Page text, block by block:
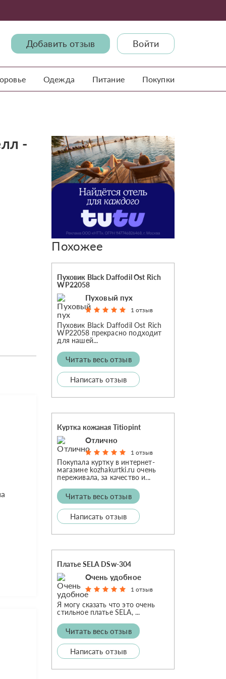
Добавить отзыв Войти
Одежда Питание Покупки
-
Похожее
Пуховик Black Daffodil Ost Rich
WP22058
Пуховый пух
1 отзыв
Пуховик Black Daffodil Ost Rich
WP22058 прекрасно подходит
для нашей...
Читать весь отзыв
Написать отзыв
Куртка кожаная Titiopint
Отлично
1 отзыв
Покупала куртку в интернет-
магазине kozhakurtki.ru очень
переживала, за качество и...
Читать весь отзыв
Написать отзыв
Платье SELA DSw-304
Очень удобное
1 отзыв
Я могу сказать что это очень
стильное платье SELA, ...
Читать весь отзыв
Написать отзыв